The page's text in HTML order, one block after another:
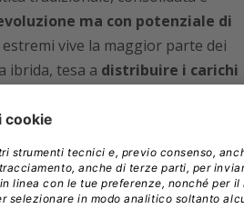
ma con potenziale di
vive la maggior parte dei
ibrida, tesa a distribuire i carichi
per cui è più adatta.